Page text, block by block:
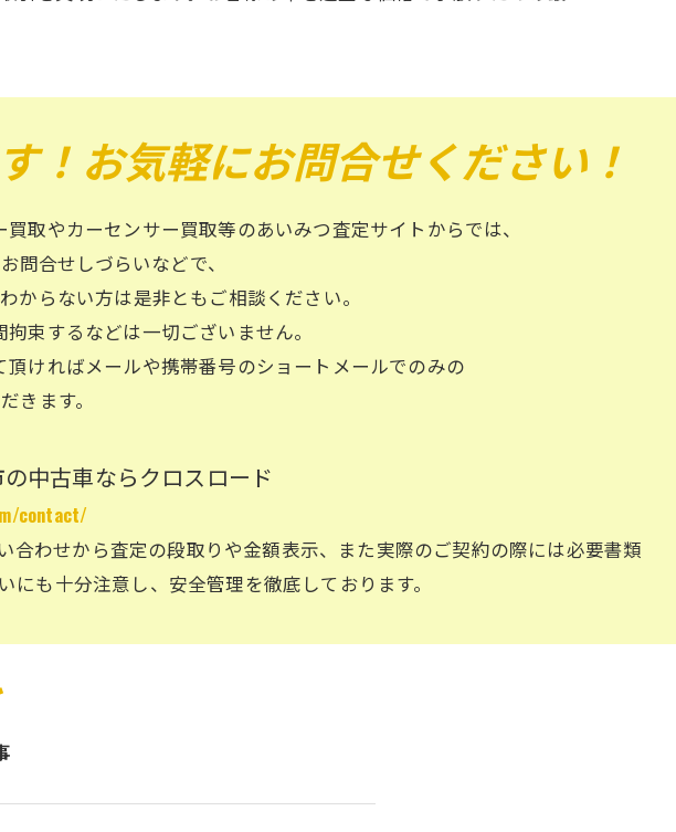
！お気軽にお問合せください！
取やカーセンサー買取等のあいみつ査定サイトからでは、
問合せしづらいなどで、
らない方は是非ともご相談ください。
束するなどは一切ございません。
ければメールや携帯番号のショートメールでのみの
きます。
中古車ならクロスロード
contact/
わせから査定の段取りや金額表示、また実際のご契約の際には必要書類
も十分注意し、安全管理を徹底しております。